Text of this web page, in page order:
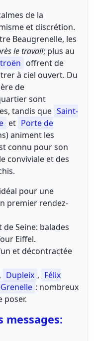
de la
et discrétion.
Beaugrenelle, les
le travail; plus au
offrent de
à ciel ouvert. Du
de
sont
tandis que Saint-
et Porte de
animent les
connu pour son
conviviale et des
pour une
premier rendez-
de Seine: balades
Eiffel.
et décontractée
, Dupleix , Félix
: nombreux
poser.
messages: